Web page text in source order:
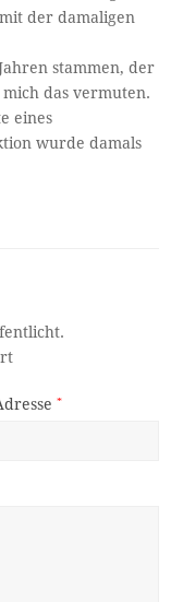
der damaligen
stammen, der
das vermuten.
eines
wurde damals
*